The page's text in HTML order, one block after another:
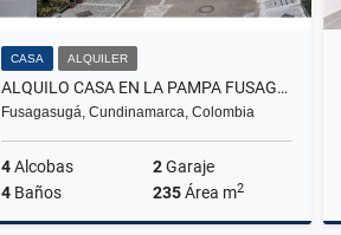
CASA ALQUILER
ALQUILO CASA EN LA PAMPA FUSAGASUGA
Fusagasugá, Cundinamarca, Colombia
4Alcobas 2Garaje
4 Baños 235Área m2